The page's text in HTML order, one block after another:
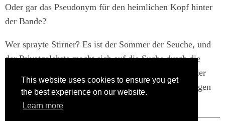
This website uses cookies to ensure you get
the best experience on our website.
Learn more
Oder gar das Pseudonym für den heimlichen Kopf hinter
der Bande?
Wer sprayte Stirner? Es ist der Sommer der Seuche, und
der Privatgelehrte macht sich auf die Suche durch die
Tagger-Szene der Millionenmetropole. Die Meister der
mysteriösen Codes, Tags & Pieces werden den kauzigen
Schrat für immer verändern.